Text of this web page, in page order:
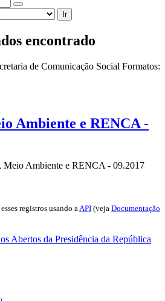
Ir
encontrado
de Comunicação Social Formatos:
Ambiente e RENCA -
Meio Ambiente e RENCA - 09.2017
registros usando a API (veja Documentação
Abertos da Presidência da República